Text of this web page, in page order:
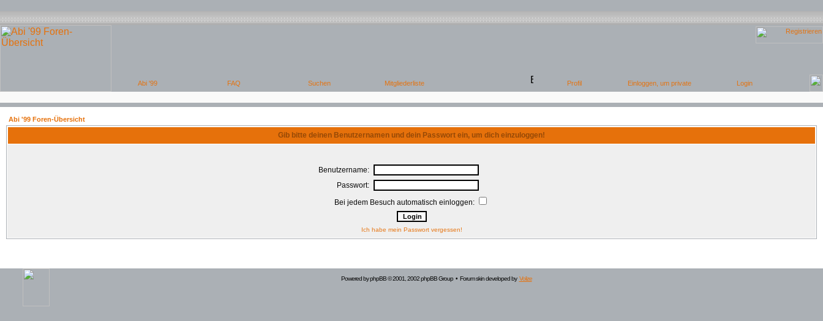
Abi '99 Foren-Übersicht
Gib bitte deinen Benutzernamen und dein Passwort ein, um dich einzuloggen!
Benutzername:
Passwort:
Bei jedem Besuch automatisch einloggen:
Ich habe mein Passwort vergessen!
Powered byphpBB© 2001, 2002 phpBB Group • Forum skin developed by Volize